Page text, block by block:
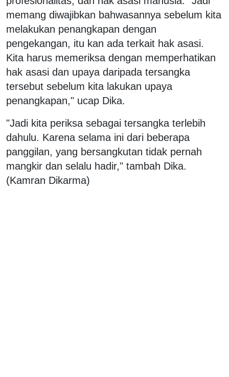
memang diwajibkan bahwasannya sebelum kita
melakukan penangkapan dengan
pengekangan, itu kan ada terkait hak asasi.
Kita harus memeriksa dengan memperhatikan
hak asasi dan upaya daripada tersangka
tersebut sebelum kita lakukan upaya
penangkapan," ucap Dika.
"Jadi kita periksa sebagai tersangka terlebih
dahulu. Karena selama ini dari beberapa
panggilan, yang bersangkutan tidak pernah
mangkir dan selalu hadir," tambah Dika.
(Kamran Dikarma)